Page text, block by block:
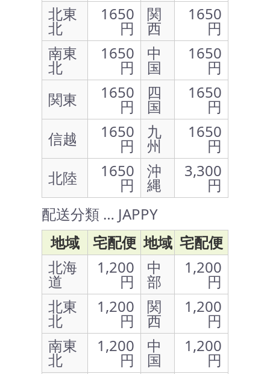
北東
北
1650
円
関
西
1650
円
南東
北
1650
円
中
国
1650
円
関東
1650
円
四
国
1650
円
信越
1650
円
九
州
1650
円
北陸
1650
円
沖
縄
3,300
円
配送分類 … JAPPY
地域
宅配便 地域 宅配便
北海
道
1,200
円
中
部
1,200
円
北東
北
1,200
円
関
西
1,200
円
南東
北
1,200
円
中
国
1,200
円